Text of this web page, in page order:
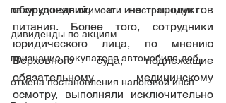
покупка недвижимости иностранными г
дивиденды по акциям
признание покупателя автомобиля доб
отмена постановления налоговой инсп
оборудований, а не продуктов
питания. Более того, сотрудники
юридического лица, по мнению
Верховного суда, подлежащие
обязательному медицинскому
осмотру, выполняли исключительно